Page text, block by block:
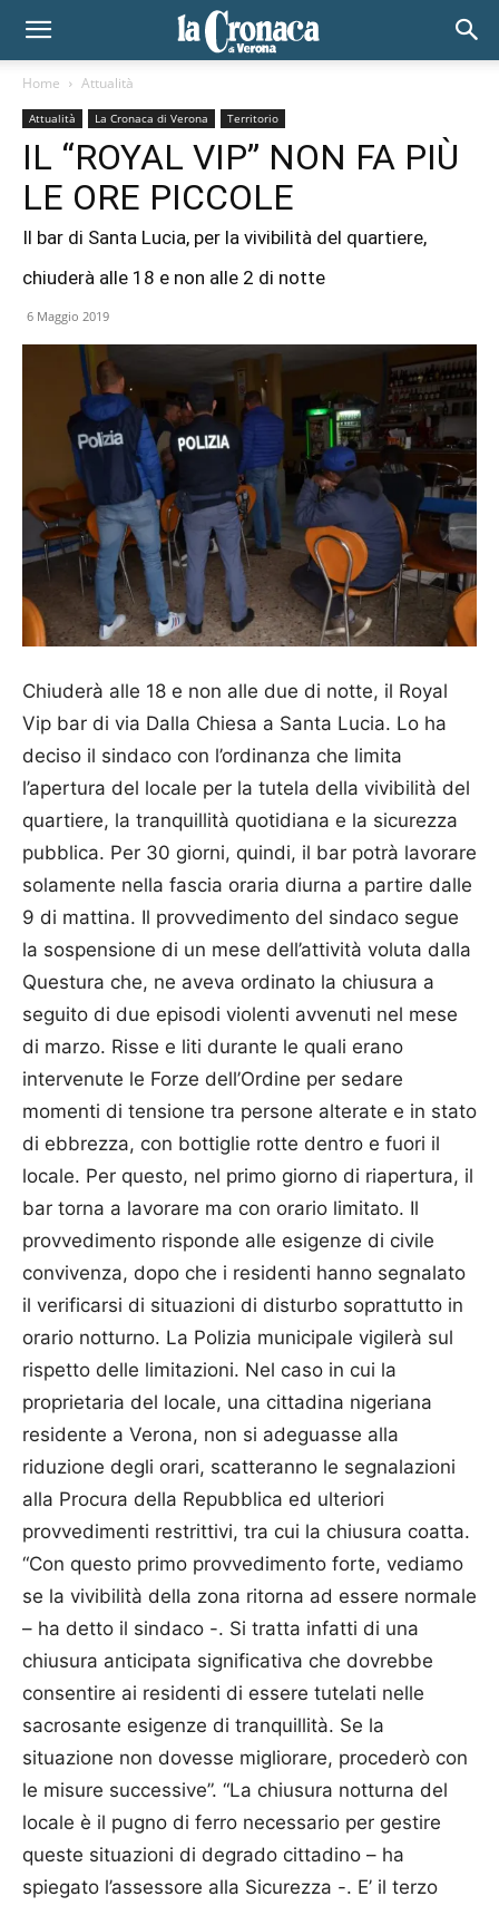
Home Attualità
Attualità La Cronaca di Verona Territorio
IL “ROYAL VIP” NON FA PIÙ
LE ORE PICCOLE
Il bar di Santa Lucia, per la vivibilità del quartiere,
chiuderà alle 18 e non alle 2 di notte
6 Maggio 2019
Chiuderà alle 18 e non alle due di notte, il Royal
Vip bar di via Dalla Chiesa a Santa Lucia. Lo ha
deciso il sindaco con l’ordinanza che limita
l’apertura del locale per la tutela della vivibilità del
quartiere, la tranquillità quotidiana e la sicurezza
pubblica. Per 30 giorni, quindi, il bar potrà lavorare
solamente nella fascia oraria diurna a partire dalle
9 di mattina. Il provvedimento del sindaco segue
la sospensione di un mese dell’attività voluta dalla
Questura che, ne aveva ordinato la chiusura a
seguito di due episodi violenti avvenuti nel mese
di marzo. Risse e liti durante le quali erano
intervenute le Forze dell’Ordine per sedare
momenti di tensione tra persone alterate e in stato
di ebbrezza, con bottiglie rotte dentro e fuori il
locale. Per questo, nel primo giorno di riapertura, il
bar torna a lavorare ma con orario limitato. Il
provvedimento risponde alle esigenze di civile
convivenza, dopo che i residenti hanno segnalato
il verificarsi di situazioni di disturbo soprattutto in
orario notturno. La Polizia municipale vigilerà sul
rispetto delle limitazioni. Nel caso in cui la
proprietaria del locale, una cittadina nigeriana
residente a Verona, non si adeguasse alla
riduzione degli orari, scatteranno le segnalazioni
alla Procura della Repubblica ed ulteriori
provvedimenti restrittivi, tra cui la chiusura coatta.
“Con questo primo provvedimento forte, vediamo
se la vivibilità della zona ritorna ad essere normale
– ha detto il sindaco -. Si tratta infatti di una
chiusura anticipata significativa che dovrebbe
consentire ai residenti di essere tutelati nelle
sacrosante esigenze di tranquillità. Se la
situazione non dovesse migliorare, procederò con
le misure successive”. “La chiusura notturna del
locale è il pugno di ferro necessario per gestire
queste situazioni di degrado cittadino – ha
spiegato l’assessore alla Sicurezza -. E’ il terzo